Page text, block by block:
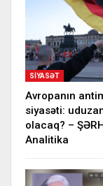
SIYASƏT
Avropanın
siyasəti:
olacaq? –
Analitika